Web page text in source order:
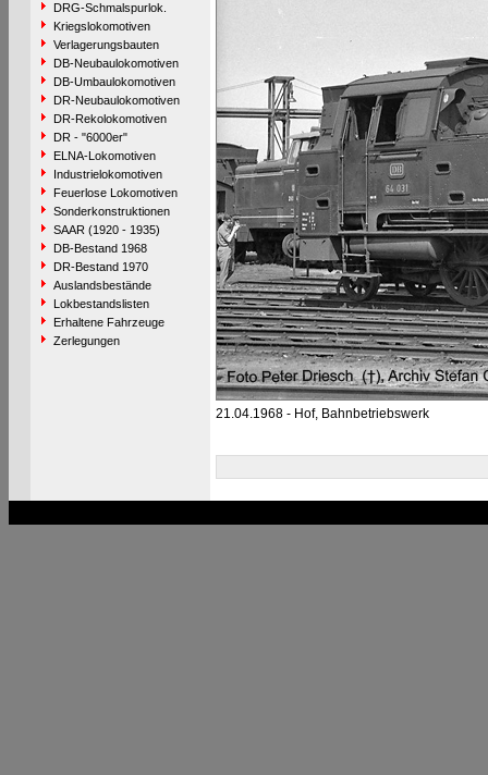
DRG-Schmalspurlok.
Kriegslokomotiven
Verlagerungsbauten
DB-Neubaulokomotiven
DB-Umbaulokomotiven
DR-Neubaulokomotiven
DR-Rekolokomotiven
DR - "6000er"
ELNA-Lokomotiven
Industrielokomotiven
Feuerlose Lokomotiven
Sonderkonstruktionen
SAAR (1920 - 1935)
DB-Bestand 1968
DR-Bestand 1970
Auslandsbestände
Lokbestandslisten
Erhaltene Fahrzeuge
Zerlegungen
21.04.1968 - Hof, Bahnbetriebswerk